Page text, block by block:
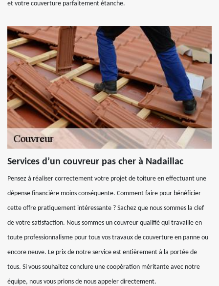
et votre couverture parfaitement étanche.
Services d’un couvreur pas cher à Nadaillac
Pensez à réaliser correctement votre projet de toiture en effectuant une
dépense financière moins conséquente. Comment faire pour bénéficier
cette offre pratiquement intéressante ? Sachez que nous sommes la clef
de votre satisfaction. Nous sommes un couvreur qualifié qui travaille en
toute professionnalisme pour tous vos travaux de couverture en panne ou
encore neuve. Le prix de notre service est entièrement à la portée de
tous. Si vous souhaitez conclure une coopération méritante avec notre
équipe, nous vous prions de nous appeler directement.